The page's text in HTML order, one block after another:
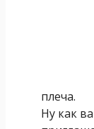
плеча.
Ну как